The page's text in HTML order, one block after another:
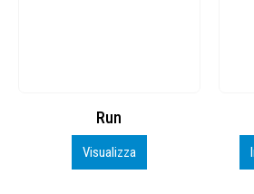
Cuffia Poliestere
Inizia a Personalizzare